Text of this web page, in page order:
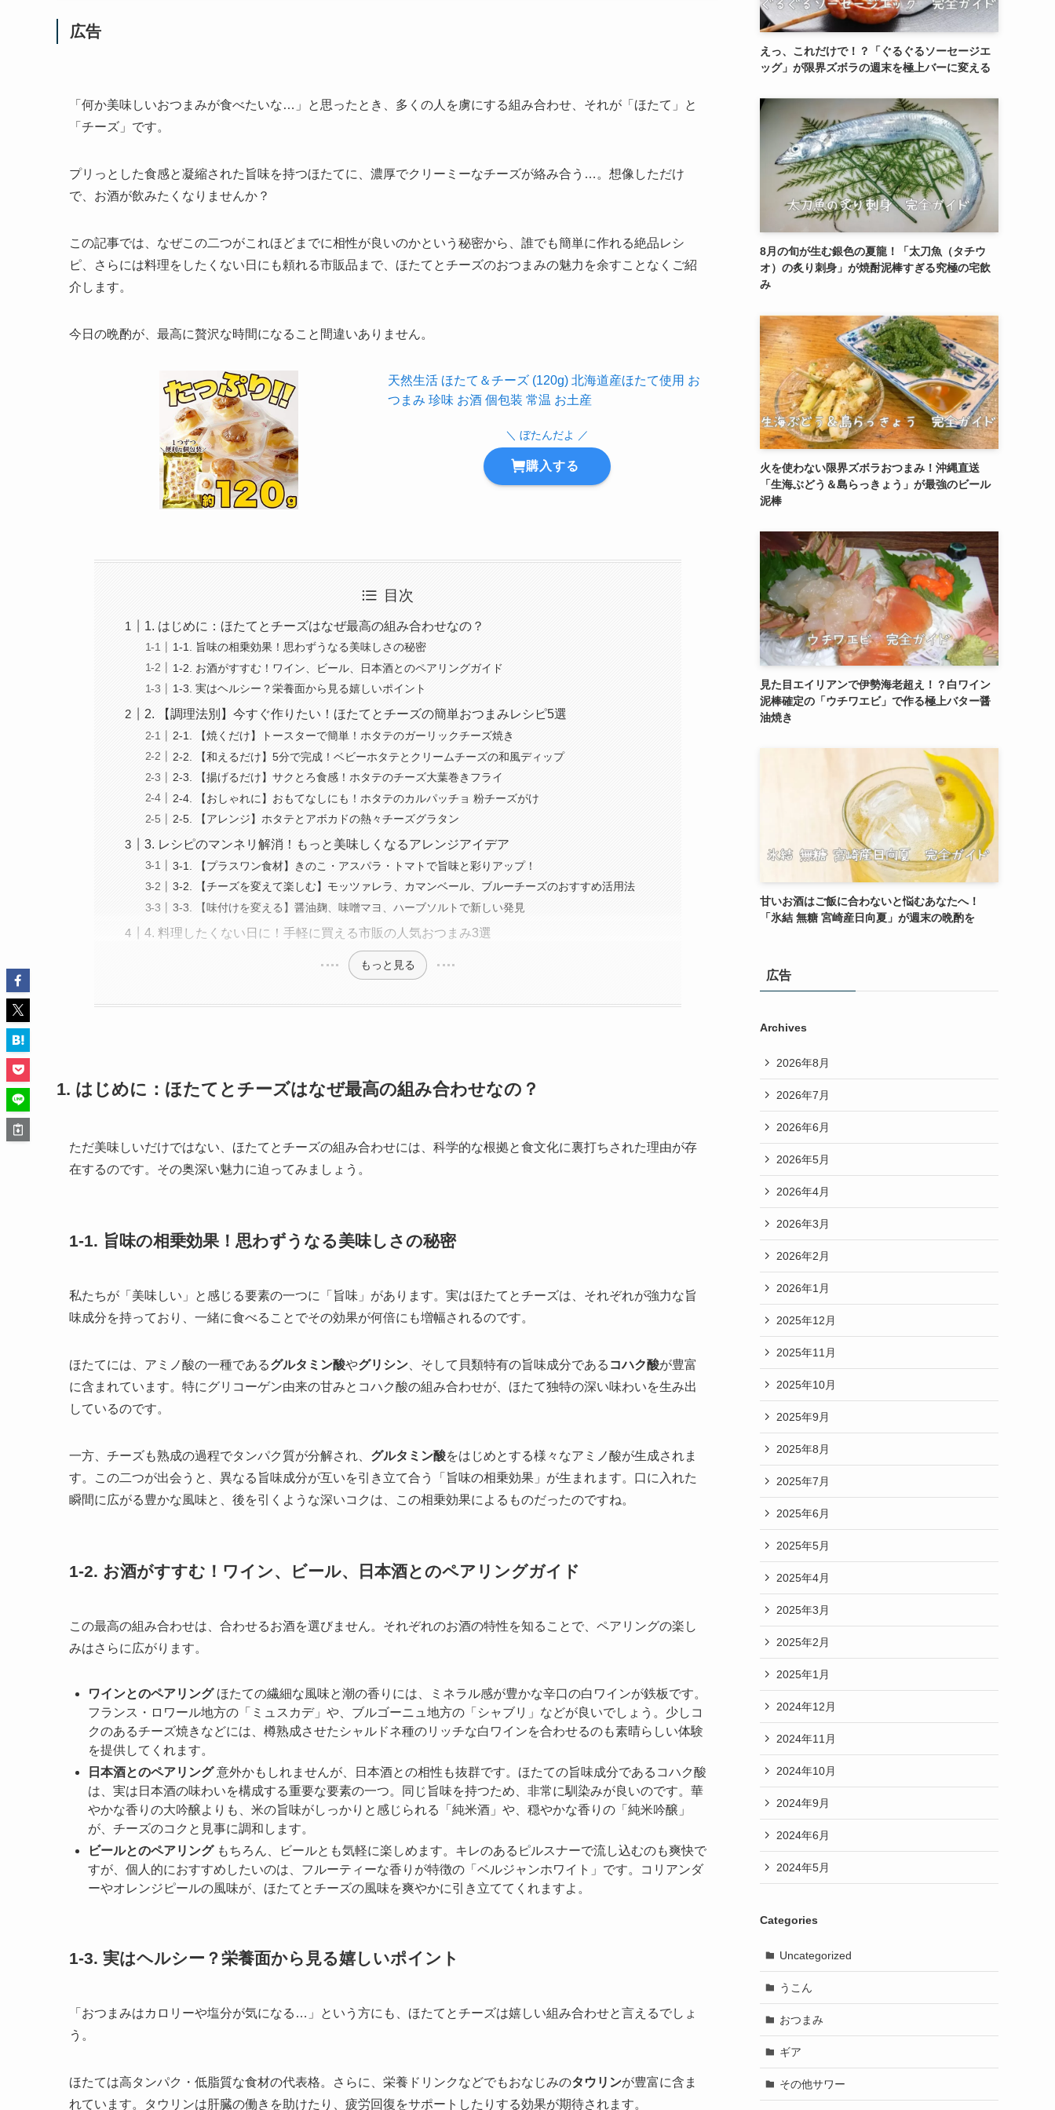
広告
「何か美味しいおつまみが食べたいな…」と思ったとき、多くの人を虜にする組み合わせ、それが「ほたて」と
「チーズ」です。
プリっとした食感と凝縮された旨味を持つほたてに、濃厚でクリーミーなチーズが絡み合う…。想像しただけ
で、お酒が飲みたくなりませんか？
この記事では、なぜこの二つがこれほどまでに相性が良いのかという秘密から、誰でも簡単に作れる絶品レシ
ピ、さらには料理をしたくない日にも頼れる市販品まで、ほたてとチーズのおつまみの魅力を余すことなくご紹
介します。
今日の晩酌が、最高に贅沢な時間になること間違いありません。
天然生活 ほたて＆チーズ (120g) 北海道産ほたて使用 お
つまみ 珍味 お酒 個包装 常温 お土産
＼ ぼたんだよ ／
購入する
目次
1. はじめに：ほたてとチーズはなぜ最高の組み合わせなの？
1-1. 旨味の相乗効果！思わずうなる美味しさの秘密
1-2. お酒がすすむ！ワイン、ビール、日本酒とのペアリングガイド
1-3. 実はヘルシー？栄養面から見る嬉しいポイント
2. 【調理法別】今すぐ作りたい！ほたてとチーズの簡単おつまみレシピ5選
2-1. 【焼くだけ】トースターで簡単！ホタテのガーリックチーズ焼き
2-2. 【和えるだけ】5分で完成！ベビーホタテとクリームチーズの和風ディップ
2-3. 【揚げるだけ】サクとろ食感！ホタテのチーズ大葉巻きフライ
2-4. 【おしゃれに】おもてなしにも！ホタテのカルパッチョ 粉チーズがけ
2-5. 【アレンジ】ホタテとアボカドの熱々チーズグラタン
3. レシピのマンネリ解消！もっと美味しくなるアレンジアイデア
3-1. 【プラスワン食材】きのこ・アスパラ・トマトで旨味と彩りアップ！
3-2. 【チーズを変えて楽しむ】モッツァレラ、カマンベール、ブルーチーズのおすすめ活用法
3-3. 【味付けを変える】醤油麹、味噌マヨ、ハーブソルトで新しい発見
4. 料理したくない日に！手軽に買える市販の人気おつまみ3選
もっと見る
1. はじめに：ほたてとチーズはなぜ最高の組み合わせなの？
ただ美味しいだけではない、ほたてとチーズの組み合わせには、科学的な根拠と食文化に裏打ちされた理由が存
在するのです。その奥深い魅力に迫ってみましょう。
1-1. 旨味の相乗効果！思わずうなる美味しさの秘密
私たちが「美味しい」と感じる要素の一つに「旨味」があります。実はほたてとチーズは、それぞれが強力な旨
味成分を持っており、一緒に食べることでその効果が何倍にも増幅されるのです。
ほたてには、アミノ酸の一種であるグルタミン酸やグリシン 、そして貝類特有の旨味成分である コハク酸が豊富
に含まれています。特にグリコーゲン由来の甘みとコハク酸の組み合わせが、ほたて独特の深い味わいを生み出
しているのです。
一方、チーズも熟成の過程でタンパク質が分解され、 グルタミン酸をはじめとする様々なアミノ酸が生成されま
す。この二つが出会うと、異なる旨味成分が互いを引き立て合う「旨味の相乗効果」が生まれます。口に入れた
瞬間に広がる豊かな風味と、後を引くような深いコクは、この相乗効果によるものだったのですね。
1-2. お酒がすすむ！ワイン、ビール、日本酒とのペアリングガイド
この最高の組み合わせは、合わせるお酒を選びません。それぞれのお酒の特性を知ることで、ペアリングの楽し
みはさらに広がります。
ワインとのペアリングほたての繊細な風味と潮の香りには、ミネラル感が豊かな辛口の白ワインが鉄板です。
フランス・ロワール地方の「ミュスカデ」や、ブルゴーニュ地方の「シャブリ」などが良いでしょう。少しコ
クのあるチーズ焼きなどには、樽熟成させたシャルドネ種のリッチな白ワインを合わせるのも素晴らしい体験
を提供してくれます。
日本酒とのペアリング意外かもしれませんが、日本酒との相性も抜群です。ほたての旨味成分であるコハク酸
は、実は日本酒の味わいを構成する重要な要素の一つ。同じ旨味を持つため、非常に馴染みが良いのです。華
やかな香りの大吟醸よりも、米の旨味がしっかりと感じられる「純米酒」や、穏やかな香りの「純米吟醸」
が、チーズのコクと見事に調和します。
ビールとのペアリングもちろん、ビールとも気軽に楽しめます。キレのあるピルスナーで流し込むのも爽快で
すが、個人的におすすめしたいのは、フルーティーな香りが特徴の「ベルジャンホワイト」です。コリアンダ
ーやオレンジピールの風味が、ほたてとチーズの風味を爽やかに引き立ててくれますよ。
1-3. 実はヘルシー？栄養面から見る嬉しいポイント
「おつまみはカロリーや塩分が気になる…」という方にも、ほたてとチーズは嬉しい組み合わせと言えるでしょ
う。
ほたては高タンパク・低脂質な食材の代表格。さらに、栄養ドリンクなどでもおなじみのタウリンが豊富に含ま
れています。タウリンは肝臓の働きを助けたり、疲労回復をサポートしたりする効果が期待されます。
えっ、これだけで！？「ぐるぐるソーセージエ
ッグ」が限界ズボラの週末を極上バーに変える
8月の旬が生む銀色の夏龍！「太刀魚（タチウ
オ）の炙り刺身」が焼酎泥棒すぎる究極の宅飲
み
火を使わない限界ズボラおつまみ！沖縄直送
「生海ぶどう＆島らっきょう」が最強のビール
泥棒
見た目エイリアンで伊勢海老超え！？白ワイン
泥棒確定の「ウチワエビ」で作る極上バター醤
油焼き
甘いお酒はご飯に合わないと悩むあなたへ！
「氷結 無糖 宮崎産日向夏」が週末の晩酌を
広告
Archives
2026年8月
2026年7月
2026年6月
2026年5月
2026年4月
2026年3月
2026年2月
2026年1月
2025年12月
2025年11月
2025年10月
2025年9月
2025年8月
2025年7月
2025年6月
2025年5月
2025年4月
2025年3月
2025年2月
2025年1月
2024年12月
2024年11月
2024年10月
2024年9月
2024年6月
2024年5月
Categories
Uncategorized
うこん
おつまみ
ギア
その他サワー